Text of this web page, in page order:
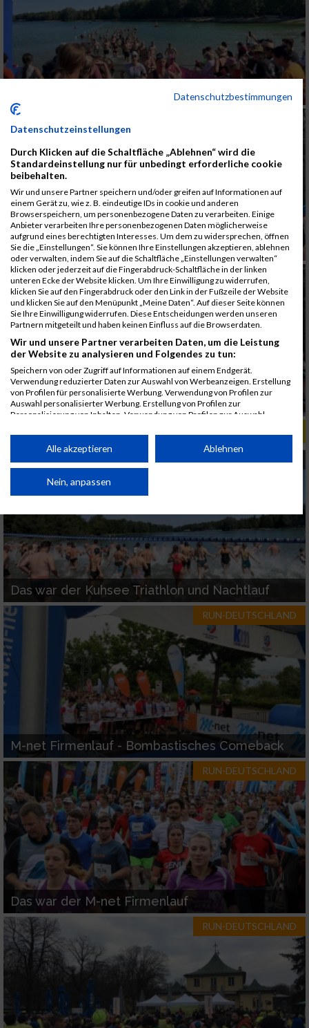
RELEVANTE ARTIKEL
Das war der Kuhsee Triathlon und Nachtlauf
RUN-DEUTSCHLAND
M-net Firmenlauf - Bombastisches Comeback
RUN-DEUTSCHLAND
Das war der M-net Firmenlauf
RUN-DEUTSCHLAND
Datenschutzbestimmungen
Datenschutzeinstellungen
Durch Klicken auf die Schaltfläche „Ablehnen“ wird die
Standardeinstellung nur für unbedingt erforderliche cookie
beibehalten.
Wir und unsere Partner speichern und/oder greifen auf Informationen auf
einem Gerät zu, wie z. B. eindeutige IDs in cookie und anderen
Browserspeichern, um personenbezogene Daten zu verarbeiten. Einige
Anbieter verarbeiten Ihre personenbezogenen Daten möglicherweise
aufgrund eines berechtigten Interesses. Um dem zu widersprechen, öffnen
Sie die „Einstellungen“. Sie können Ihre Einstellungen akzeptieren, ablehnen
oder verwalten, indem Sie auf die Schaltfläche „Einstellungen verwalten“
klicken oder jederzeit auf die Fingerabdruck-Schaltfläche in der linken
unteren Ecke der Website klicken. Um Ihre Einwilligung zu widerrufen,
klicken Sie auf den Fingerabdruck oder den Link in der Fußzeile der Website
und klicken Sie auf den Menüpunkt „Meine Daten“. Auf dieser Seite können
Sie Ihre Einwilligung widerrufen. Diese Entscheidungen werden unseren
Partnern mitgeteilt und haben keinen Einfluss auf die Browserdaten.
Wir und unsere Partner verarbeiten Daten, um die Leistung
der Website zu analysieren und Folgendes zu tun:
Speichern von oder Zugriff auf Informationen auf einem Endgerät.
Verwendung reduzierter Daten zur Auswahl von Werbeanzeigen. Erstellung
von Profilen für personalisierte Werbung. Verwendung von Profilen zur
Auswahl personalisierter Werbung. Erstellung von Profilen zur
Personalisierung von Inhalten. Verwendung von Profilen zur Auswahl
Performance von Inhalten. Analyse von Zielgruppen durch Statistiken oder
Kombinationen von Daten aus verschiedenen Quellen. Entwicklung und
von Inhalten.
Daten können außerhalb der Europäischen Union weitergegeben und in die
Website/App.
Partnerliste anzeigen (1 IAB-Anbieter)
Wir nutzen Ihre Daten für folgende Zwecke:
IAB-Verarbeitungszwecke:
Speichern von oder Zugriff auf Informationen
auf einem Endgerät
Verwendung reduzierter Daten zur Auswahl
von Werbeanzeigen
Erstellung von Profilen für personalisierte
Werbung
Verwendung von Profilen zur Auswahl
personalisierter Werbung
Erstellung von Profilen zur Personalisierung
von Inhalten
Verwendung von Profilen zur Auswahl
personalisierter Inhalte
Messung der Werbeleistung
Messung der Performance von Inhalten
Analyse von Zielgruppen durch Statistiken
oder Kombinationen von Daten aus
verschiedenen Quellen
Entwicklung und Verbesserung der Angebote
Alle akzeptieren Ablehnen
Nein, anpassen